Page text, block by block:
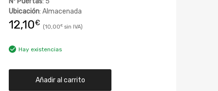
Ubicación: Almacenada
12,10€ 10,00€
Hay existencias
Añadir al carrito